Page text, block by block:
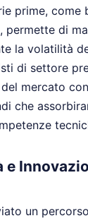
prime, come
permette di
la volatilità
di settore
mercato
che
un